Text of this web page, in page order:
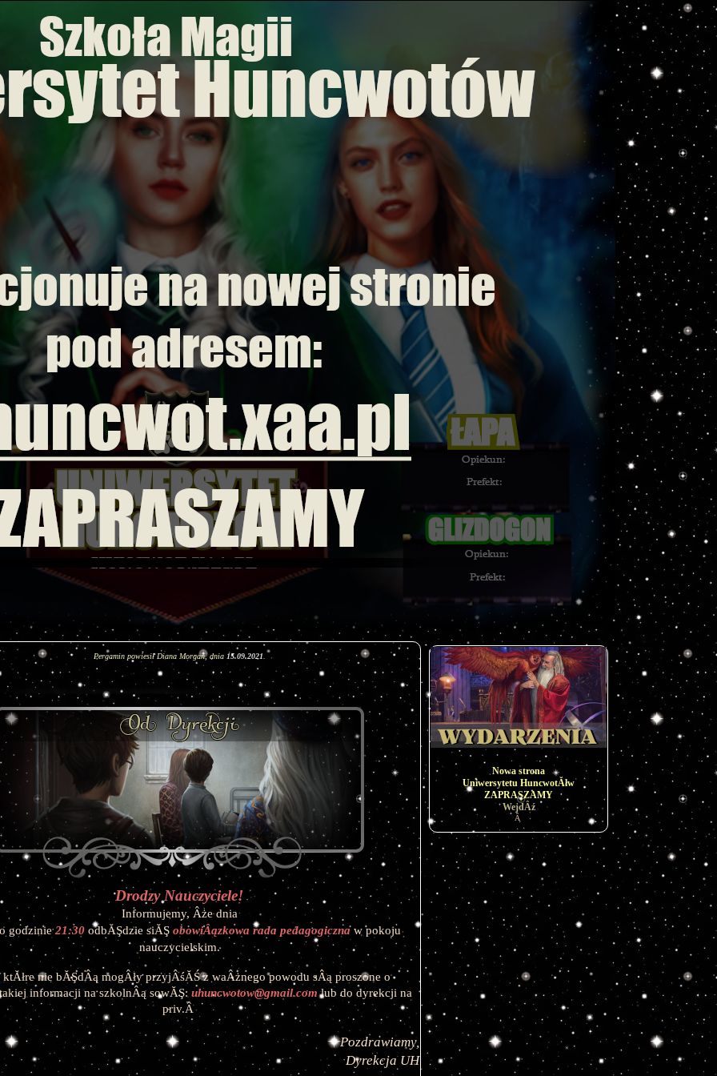
Pergamin powiesił Diana Morgan, dnia 15.09.2021
Drodzy Nauczyciele!
Informujemy, Âże dnia
godzinie 21:30 odbĂŞdzie siĂŞ obowiÂązkowa rada pedagogiczna w pokoju
nauczycielskim.
ktĂłre nie bĂŞdÂą mogÂły przyjÂśĂŚ z waÂżnego powodu sÂą proszone o
informacji na szkolnÂą sowĂŞ: uhuncwotow@gmail.com lub do dyrekcji na
priv.Â
Pozdrawiamy,
Dyrekcja UH
Nowa strona
Uniwersytetu HuncwotĂłw
ZAPRASZAMY
WejdÂź
Â